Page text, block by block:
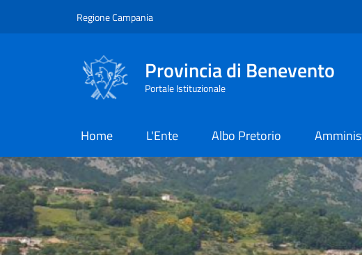
Regione Campania
Provincia di Benevento
Portale Istituzionale
Home L'Ente Albo Pretorio
Provincia di Benevento